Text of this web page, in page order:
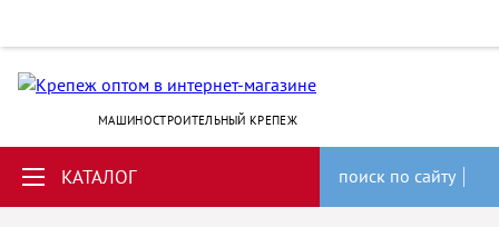
МАШИНОСТРОИТЕЛЬНЫЙ КРЕПЕЖ
КАТАЛОГ поиск по сайту